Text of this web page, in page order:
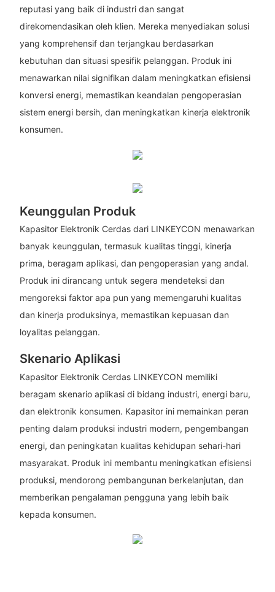
reputasi yang baik di industri dan sangat
direkomendasikan oleh klien. Mereka menyediakan solusi
yang komprehensif dan terjangkau berdasarkan
kebutuhan dan situasi spesifik pelanggan. Produk ini
menawarkan nilai signifikan dalam meningkatkan efisiensi
konversi energi, memastikan keandalan pengoperasian
sistem energi bersih, dan meningkatkan kinerja elektronik
konsumen.
Keunggulan Produk
Kapasitor Elektronik Cerdas dari LINKEYCON menawarkan
banyak keunggulan, termasuk kualitas tinggi, kinerja
prima, beragam aplikasi, dan pengoperasian yang andal.
Produk ini dirancang untuk segera mendeteksi dan
mengoreksi faktor apa pun yang memengaruhi kualitas
dan kinerja produksinya, memastikan kepuasan dan
loyalitas pelanggan.
Skenario Aplikasi
Kapasitor Elektronik Cerdas LINKEYCON memiliki
beragam skenario aplikasi di bidang industri, energi baru,
dan elektronik konsumen. Kapasitor ini memainkan peran
penting dalam produksi industri modern, pengembangan
energi, dan peningkatan kualitas kehidupan sehari-hari
masyarakat. Produk ini membantu meningkatkan efisiensi
produksi, mendorong pembangunan berkelanjutan, dan
memberikan pengalaman pengguna yang lebih baik
kepada konsumen.